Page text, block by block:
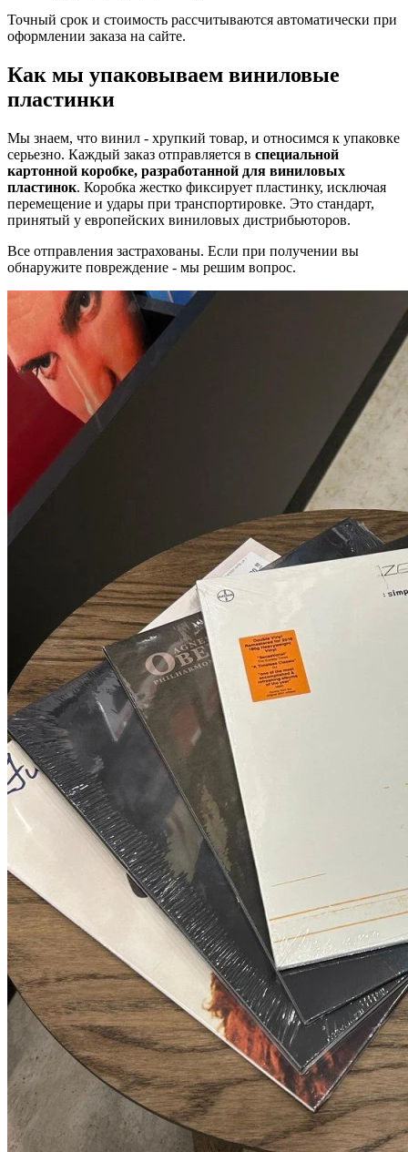
Точный срок и стоимость рассчитываются автоматически при
оформлении заказа на сайте.
Как мы упаковываем виниловые
пластинки
Мы знаем, что винил - хрупкий товар, и относимся к упаковке
серьезно. Каждый заказ отправляется в специальной
картонной коробке, разработанной для виниловых
пластинок. Коробка жестко фиксирует пластинку, исключая
перемещение и удары при транспортировке. Это стандарт,
принятый у европейских виниловых дистрибьюторов.
Все отправления застрахованы. Если при получении вы
обнаружите повреждение - мы решим вопрос.